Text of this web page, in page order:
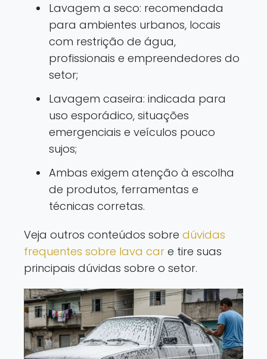
Lavagem a seco: recomendada
para ambientes urbanos, locais
com restrição de água,
profissionais e empreendedores do
setor;
Lavagem caseira: indicada para
uso esporádico, situações
emergenciais e veículos pouco
sujos;
Ambas exigem atenção à escolha
de produtos, ferramentas e
técnicas corretas.
Veja outros conteúdos sobre dúvidas
frequentes sobre lava car e tire suas
principais dúvidas sobre o setor.